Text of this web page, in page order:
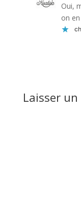
Oui,
on
Laisser